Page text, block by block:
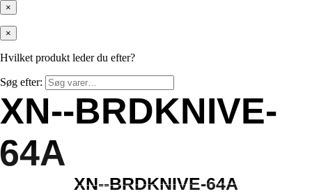
×
×
Hvilket produkt leder du efter?
Søg efter:
XN--BRDKNIVE-
64A
BRDKNIVE-
XN--BRDKNIVE-64A
XN--BRDKNIVE-64A